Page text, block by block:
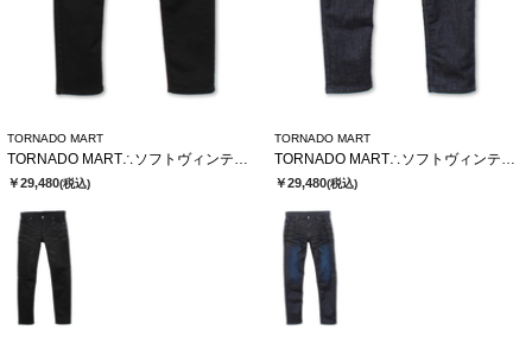
TORNADO MART
TORNADO MART∴ソフトヴィンテージスリムデニム
￥29,480(税込)
TORNADO MART
TORNADO MART∴ソフトヴィンテージスリムデニム
￥29,480(税込)